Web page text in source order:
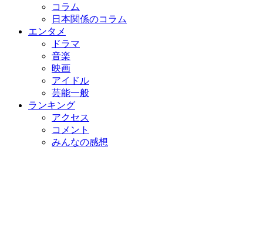
コラム
日本関係のコラム
エンタメ
ドラマ
音楽
映画
アイドル
芸能一般
ランキング
アクセス
コメント
みんなの感想